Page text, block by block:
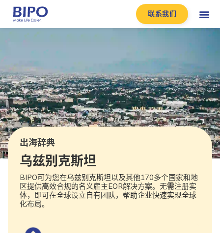
联系我们
出海辞典
乌兹别克斯坦
BIPO可为您在乌兹别克斯坦以及其他170多个国家和地
区提供高效合规的名义雇主EOR解决方案。无需注册实
体，即可在全球设立自有团队，帮助企业快速实现全球
化布局。